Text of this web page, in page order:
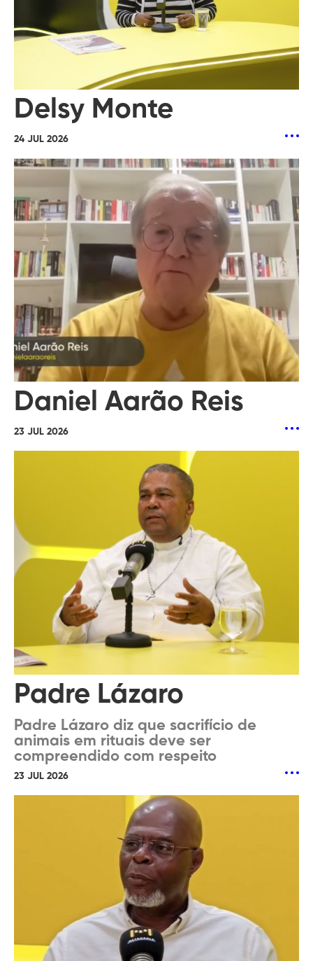
Delsy Monte
24 JUL 2026
Daniel Aarão Reis
23 JUL 2026
Padre Lázaro
Padre Lázaro diz que sacrifício de
animais em rituais deve ser
compreendido com respeito
23 JUL 2026